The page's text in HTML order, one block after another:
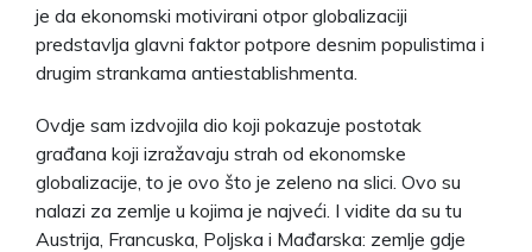
je da ekonomski motivirani otpor globalizaciji
predstavlja glavni faktor potpore desnim populistima i
drugim strankama antiestablishmenta.
Ovdje sam izdvojila dio koji pokazuje postotak
građana koji izražavaju strah od ekonomske
globalizacije, to je ovo što je zeleno na slici. Ovo su
nalazi za zemlje u kojima je najveći. I vidite da su tu
Austrija, Francuska, Poljska i Mađarska: zemlje gdje